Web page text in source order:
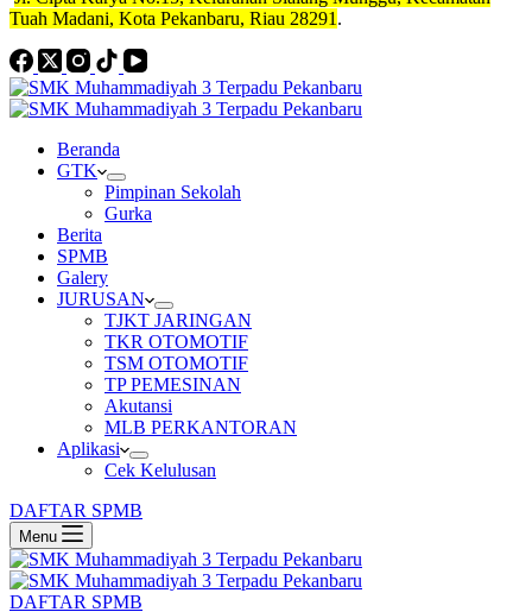
Tuah Madani, Kota Pekanbaru, Riau 28291 .
Beranda
GTK
Pimpinan Sekolah
Gurka
Berita
SPMB
Galery
JURUSAN
TJKT JARINGAN
TKR OTOMOTIF
TSM OTOMOTIF
TP PEMESINAN
Akutansi
MLB PERKANTORAN
Aplikasi
Cek Kelulusan
DAFTAR SPMB
Menu
DAFTAR SPMB